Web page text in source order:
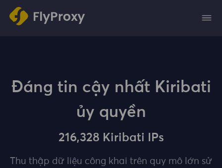
Đáng tin cậy nhất Kiribati
ủy quyền
216,328 Kiribati IPs
Thu thập dữ liệu công khai trên quy mô lớn sử